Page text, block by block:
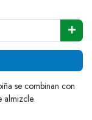
se combinan con
almizcle.